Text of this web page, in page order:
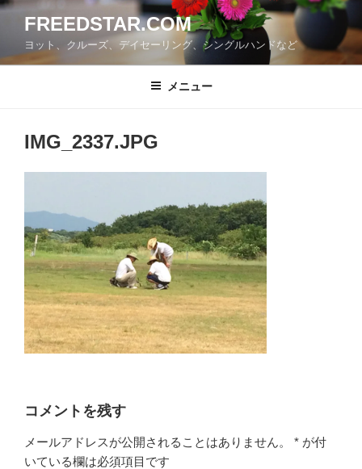
コ
ン
FREEDSTAR.COM
ヨット、クルーズ、デイセーリング、シングルハンドなど
メニュー
IMG_2337.JPG
コメントを残す
メールアドレスが公開されることはありません。 * が付
いている欄は必須項目です